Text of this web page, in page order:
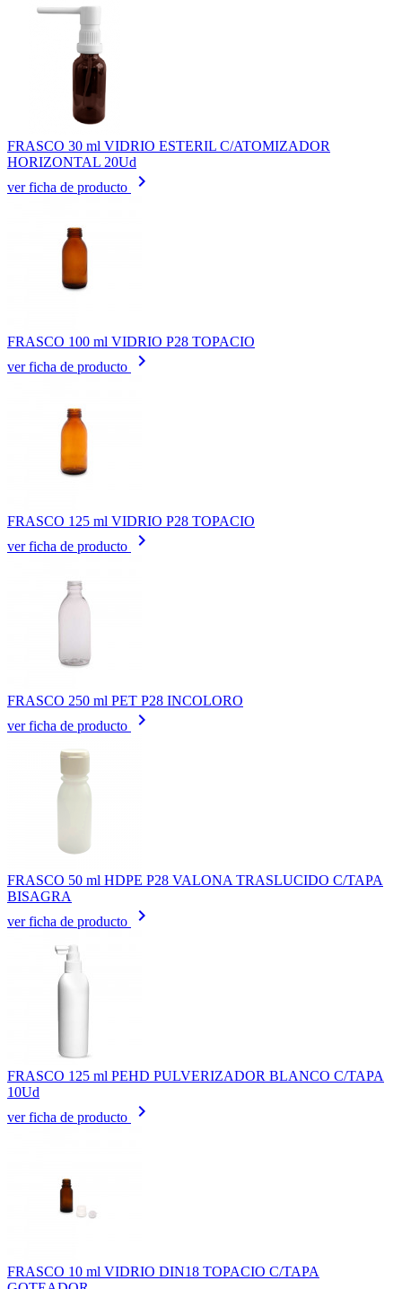
FRASCO 30 ml VIDRIO ESTERIL C/ATOMIZADOR
HORIZONTAL 20Ud
ver ficha de producto
keyboard_arrow_right
FRASCO 100 ml VIDRIO P28 TOPACIO
ver ficha de producto
keyboard_arrow_right
FRASCO 125 ml VIDRIO P28 TOPACIO
ver ficha de producto
keyboard_arrow_right
FRASCO 250 ml PET P28 INCOLORO
ver ficha de producto
keyboard_arrow_right
FRASCO 50 ml HDPE P28 VALONA TRASLUCIDO C/TAPA
BISAGRA
ver ficha de producto
keyboard_arrow_right
FRASCO 125 ml PEHD PULVERIZADOR BLANCO C/TAPA
10Ud
ver ficha de producto
keyboard_arrow_right
FRASCO 10 ml VIDRIO DIN18 TOPACIO C/TAPA